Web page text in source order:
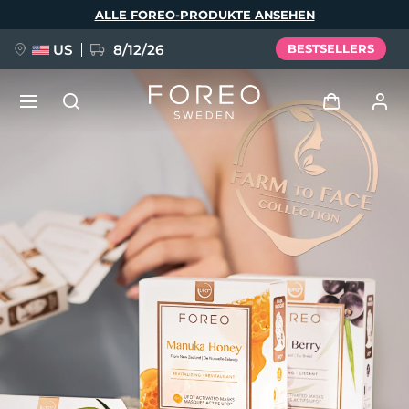
ALLE FOREO-PRODUKTE ANSEHEN
US 8/12/26 BESTSELLERS
Anmelden
Benutzerkonto
Meine Geräte
Meine Bestellungen
Meine Adressen
Meine Abonnements
FAQ™ Pure Beauty-Tech Elixir
BREAKING NEWS
issa™ Teeth Whitening Set
English Deutsch
Español
Français
Italiano
Português
Polski
Svenska
Русский
简体中文 繁體中文